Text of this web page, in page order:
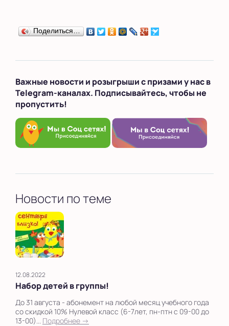
Поделиться…
Важные новости и розыгрыши с призами у нас в
Telegram-каналах. Подписывайтесь, чтобы не
пропустить!
Новости по теме
12.08.2022
Набор детей в группы!
До 31 августа - абонемент на любой месяц учебного года
со скидкой 10% Нулевой класс (6-7лет, пн-птн с 09-00 до
13-00)... Подробнее →